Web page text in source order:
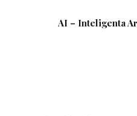
AI – Inteligenta